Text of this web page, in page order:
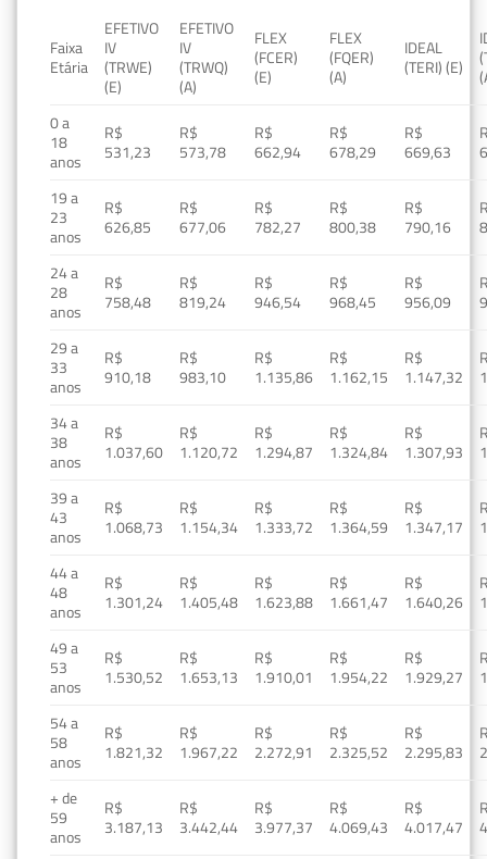
Faixa
Etária
EFETIVO
IV
(TRWE)
(E)
EFETIVO
IV
(TRWQ)
(A)
FLEX
(FCER)
(E)
FLEX
(FQER)
(A)
IDEAL
(TERI) (E)
0 a
18
anos
R$
531,23
R$
573,78
R$
662,94
R$
678,29
R$
669,63
19 a
23
anos
R$
626,85
R$
677,06
R$
782,27
R$
800,38
R$
790,16
24 a
28
anos
R$
758,48
R$
819,24
R$
946,54
R$
968,45
R$
956,09
29 a
33
anos
R$
910,18
R$
983,10
R$
1.135,86
R$
1.162,15
R$
1.147,32
34 a
38
anos
R$
1.037,60
R$
1.120,72
R$
1.294,87
R$
1.324,84
R$
1.307,93
39 a
43
anos
R$
1.068,73
R$
1.154,34
R$
1.333,72
R$
1.364,59
R$
1.347,17
44 a
48
anos
R$
1.301,24
R$
1.405,48
R$
1.623,88
R$
1.661,47
R$
1.640,26
49 a
53
anos
R$
1.530,52
R$
1.653,13
R$
1.910,01
R$
1.954,22
R$
1.929,27
54 a
58
anos
R$
1.821,32
R$
1.967,22
R$
2.272,91
R$
2.325,52
R$
2.295,83
+ de
59
anos
R$
3.187,13
R$
3.442,44
R$
3.977,37
R$
4.069,43
R$
4.017,47